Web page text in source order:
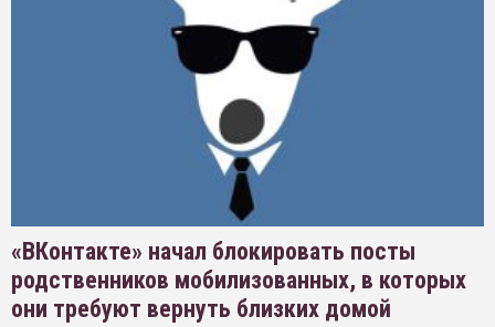
«ВКонтакте» начал блокировать посты
родственников мобилизованных, в которых
они требуют вернуть близких домой